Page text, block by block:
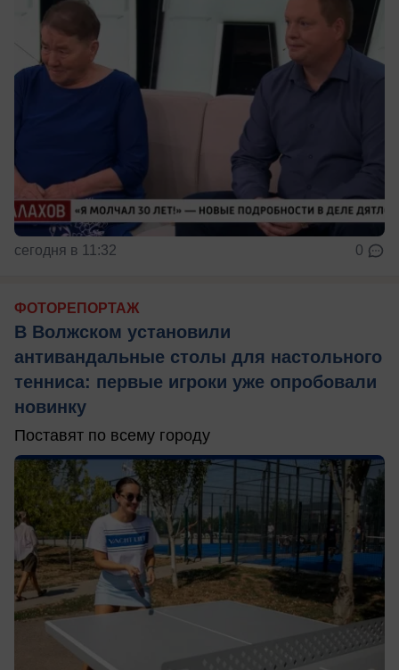
сегодня в 11:32 0
ФОТОРЕПОРТАЖ
В Волжском установили
антивандальные столы для настольного
тенниса: первые игроки уже опробовали
новинку
Поставят по всему городу